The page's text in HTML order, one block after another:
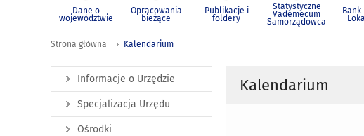
Dane o
województwie
Opracowania
bieżące
Publikacje i
foldery
Statystyczne
Vademecum
Samorządowca
Bank
Strona główna Kalendarium
Kalendarium
Informacje o Urzędzie
Specjalizacja Urzędu
Ośrodki